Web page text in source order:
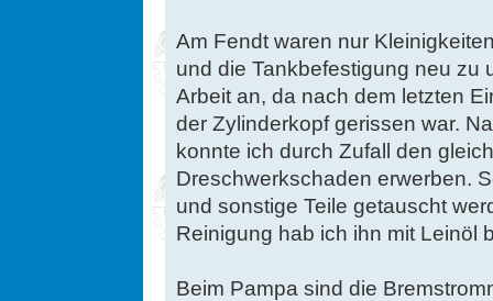
Am Fendt waren nur
und die Tankbefestigung neu zu
Arbeit an, da nach dem letzten
der Zylinderkopf gerissen war.
konnte ich durch Zufall den
Dreschwerkschaden erwerben.
und sonstige Teile getauscht
Reinigung hab ich ihn mit Leinöl
Beim Pampa sind die